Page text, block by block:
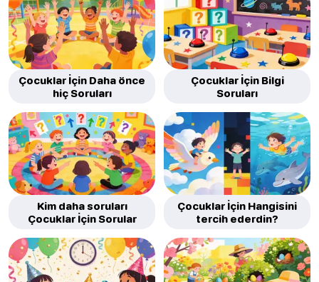
Çocuklar İçin Daha önce
hiç Soruları
Çocuklar İçin Bilgi
Soruları
Kim daha soruları
Çocuklar İçin Sorular
Çocuklar İçin Hangisini
tercih ederdin?